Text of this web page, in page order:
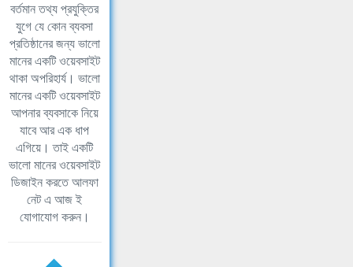
বর্তমান তথ্য প্রযুক্তির
যুগে যে কোন ব্যবসা
প্রতিষ্ঠানের জন্য ভালো
মানের একটি ওয়েবসাইট
থাকা অপরিহার্য। ভালো
মানের একটি ওয়েবসাইট
আপনার ব্যবসাকে নিয়ে
যাবে আর এক ধাপ
এগিয়ে। তাই একটি
ভালো মানের ওয়েবসাইট
ডিজাইন করতে আলফা
নেট এ আজ ই
যোগাযোগ করুন।